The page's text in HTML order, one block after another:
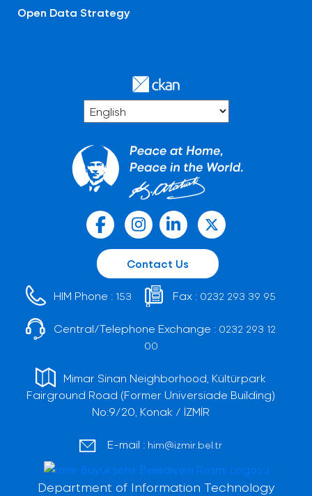
Open Data Strategy
Contact Us
HIM Phone : 153 Fax : 0232 293 39 95
Central/Telephone Exchange : 0232 293 12
00
Mimar Sinan Neighborhood, Kültürpark
Fairground Road (Former Universiade Building)
No:9/20, Konak / İZMİR
E-mail : him@izmir.bel.tr
Department of Information Technology